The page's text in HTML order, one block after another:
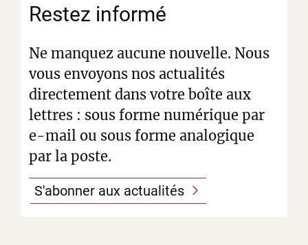
Restez informé
Ne manquez aucune nouvelle. Nous
vous envoyons nos actualités
directement dans votre boîte aux
lettres : sous forme numérique par
e-mail ou sous forme analogique
par la poste.
S'abonner aux actualités